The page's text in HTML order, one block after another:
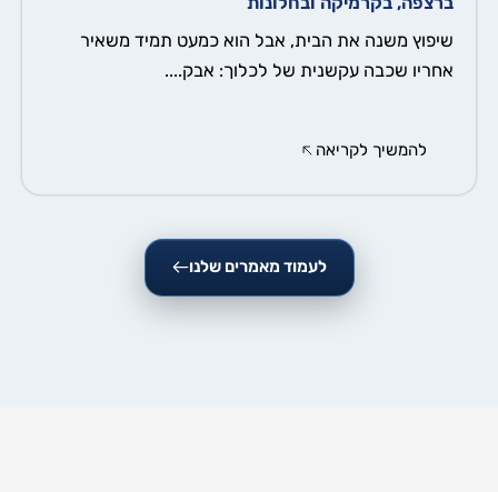
שיפוץ משנה את הבית, אבל הוא כמעט תמיד משאיר
אחריו שכבה עקשנית של לכלוך: אבק....
להמשיך לקריאה
לעמוד מאמרים שלנו